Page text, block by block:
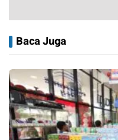
Baca Juga